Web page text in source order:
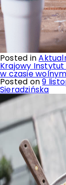
Posted in
Krajowy Instytut
w czasie wolnym
Posted on9
Sieradzińska